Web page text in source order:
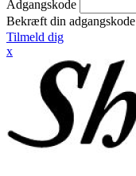
Adgangskode
Bekræft din adgangskode
Tilmeld dig
x